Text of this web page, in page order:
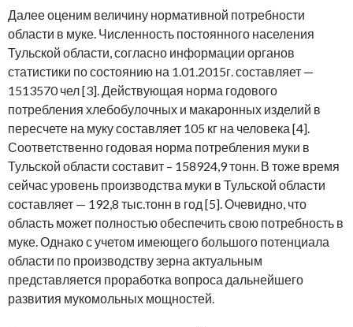
Далее оценим величину нормативной потребности
области в муке. Численность постоянного населения
Тульской области, согласно информации органов
статистики по состоянию на 1.01.2015г. составляет —
1513570 чел [3]. Действующая норма годового
потребления хлебобулочных и макаронных изделий в
пересчете на муку составляет 105 кг на человека [4].
Соответственно годовая норма потребления муки в
Тульской области составит – 158924,9 тонн. В тоже время
сейчас уровень производства муки в Тульской области
составляет — 192,8 тыс.тонн в год [5]. Очевидно, что
область может полностью обеспечить свою потребность в
муке. Однако с учетом имеющего большого потенциала
области по производству зерна актуальным
представляется проработка вопроса дальнейшего
развития мукомольных мощностей.